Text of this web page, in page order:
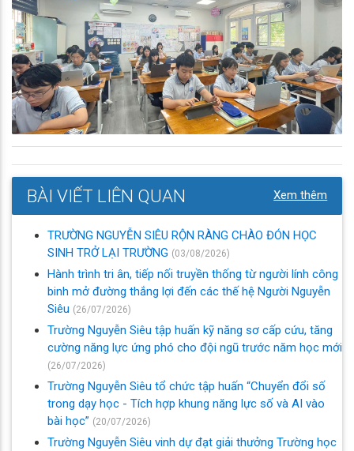
BÀI VIẾT LIÊN QUAN Xem thêm
TRƯỜNG NGUYỄN SIÊU RỘN RÀNG CHÀO ĐÓN HỌC
SINH TRỞ LẠI TRƯỜNG (03/08/2026)
Hành trình tri ân, tiếp nối truyền thống từ người lính công
binh mở đường thắng lợi đến các thế hệ Người Nguyễn
Siêu (26/07/2026)
Trường Nguyễn Siêu tập huấn kỹ năng sơ cấp cứu, tăng
cường năng lực ứng phó cho đội ngũ trước năm học mới
(26/07/2026)
Trường Nguyễn Siêu tổ chức tập huấn “Chuyển đổi số
trong dạy học - Tích hợp khung năng lực số và AI vào
bài học” (20/07/2026)
Trường Nguyễn Siêu vinh dự đạt giải thưởng Trường học